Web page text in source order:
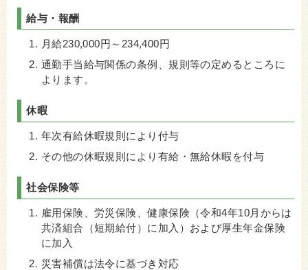
給与・報酬
月給230,000円～234,400円
通勤手当給与関係の条例、規則等の定めるところに
よります。
休暇
年次有給休暇規則により付与
その他の休暇規則により有給・無給休暇を付与
社会保険等
雇用保険、労災保険、健康保険（令和4年10月からは
共済組合（短期給付）に加入）および厚生年金保険
に加入
災害補償は法令に基づき対応